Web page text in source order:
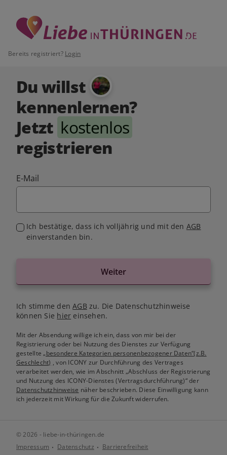
Bereits registriert? Login
Du willst
kennenlernen?
Jetzt kostenlos
registrieren
E-Mail
Ich bestätige, dass ich volljährig und mit den AGB
einverstanden bin.
Weiter
Ich stimme denAGB zu. Die Datenschutzhinweise
können Sie hier einsehen.
Mit der Absendung willige ich ein, dass von mir bei der
Registrierung oder bei Nutzung des Dienstes zur Verfügung
gestellte„besondere Kategorien personenbezogener Daten“(z.B.
Geschlecht) , von ICONY zur Durchführung des Vertrages
verarbeitet werden, wie im Abschnitt „Abschluss der Registrierung
und Nutzung des ICONY-Dienstes (Vertragsdurchführung)“ der
Datenschutzhinweise näher beschrieben. Diese Einwilligung kann
ich jederzeit mit Wirkung für die Zukunft widerrufen.
© 2026 - liebe-in-thüringen.de
Impressum
Datenschutz Barrierefreiheit